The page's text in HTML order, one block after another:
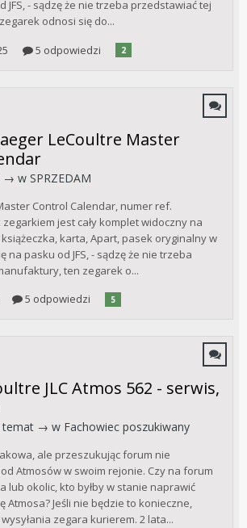
JFS, - sądzę że nie trzeba przedstawiać tej
odnosi się do...
5 odpowiedzi 2
LeCoultre Master
→ w SPRZEDAM
Control Calendar, numer ref.
zegarkiem jest cały komplet widoczny na
książeczka, karta, Apart, pasek oryginalny w
na pasku od JFS, - sądzę że nie trzeba
ten zegarek o...
5 odpowiedzi 5
JLC Atmos 562 - serwis,
temat → w Fachowiec poszukiwany
ale przeszukując forum nie
Atmosów w swoim rejonie. Czy na forum
lub okolic, kto byłby w stanie naprawić
Atmosa? Jeśli nie będzie to konieczne,
zegara kurierem. 2 lata...